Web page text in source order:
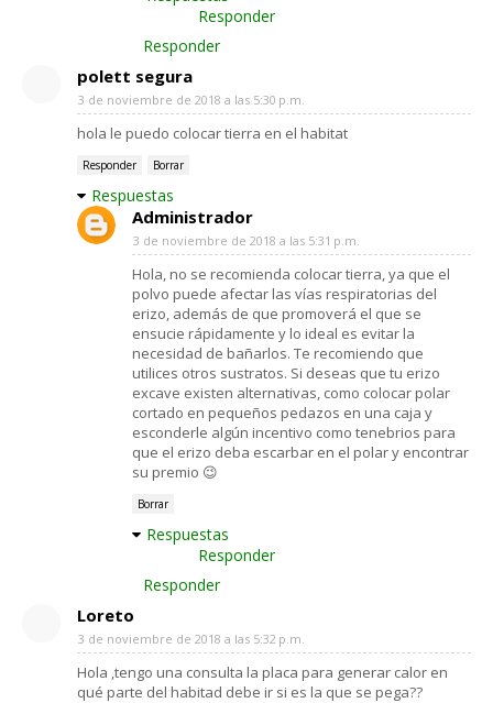
Responder
Responder
polett segura
3 de noviembre de 2018 a las 5:30 p.m.
hola le puedo colocar tierra en el habitat
Responder Borrar
Respuestas
Administrador
3 de noviembre de 2018 a las 5:31 p.m.
Hola, no se recomienda colocar tierra, ya que el
polvo puede afectar las vías respiratorias del
erizo, además de que promoverá el que se
ensucie rápidamente y lo ideal es evitar la
necesidad de bañarlos. Te recomiendo que
utilices otros sustratos. Si deseas que tu erizo
excave existen alternativas, como colocar polar
cortado en pequeños pedazos en una caja y
esconderle algún incentivo como tenebrios para
que el erizo deba escarbar en el polar y encontrar
su premio 😉
Borrar
Respuestas
Responder
Responder
Loreto
3 de noviembre de 2018 a las 5:32 p.m.
Hola ,tengo una consulta la placa para generar calor en
qué parte del habitad debe ir si es la que se pega??